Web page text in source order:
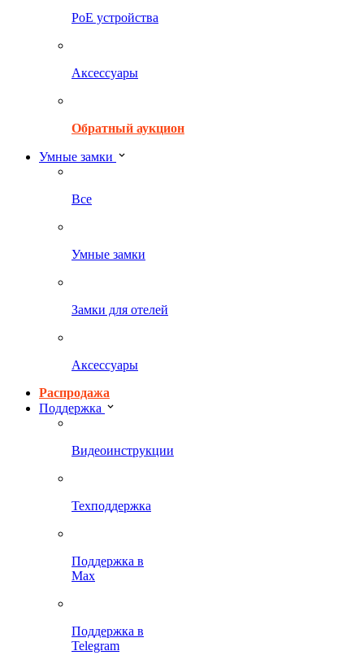
PoE устройства
Аксессуары
Обратный аукцион
Умные замки
Все
Умные замки
Замки для отелей
Аксессуары
Распродажа
Поддержка
Видеоинструкции
Техподдержка
Поддержка в
Max
Поддержка в
Telegram